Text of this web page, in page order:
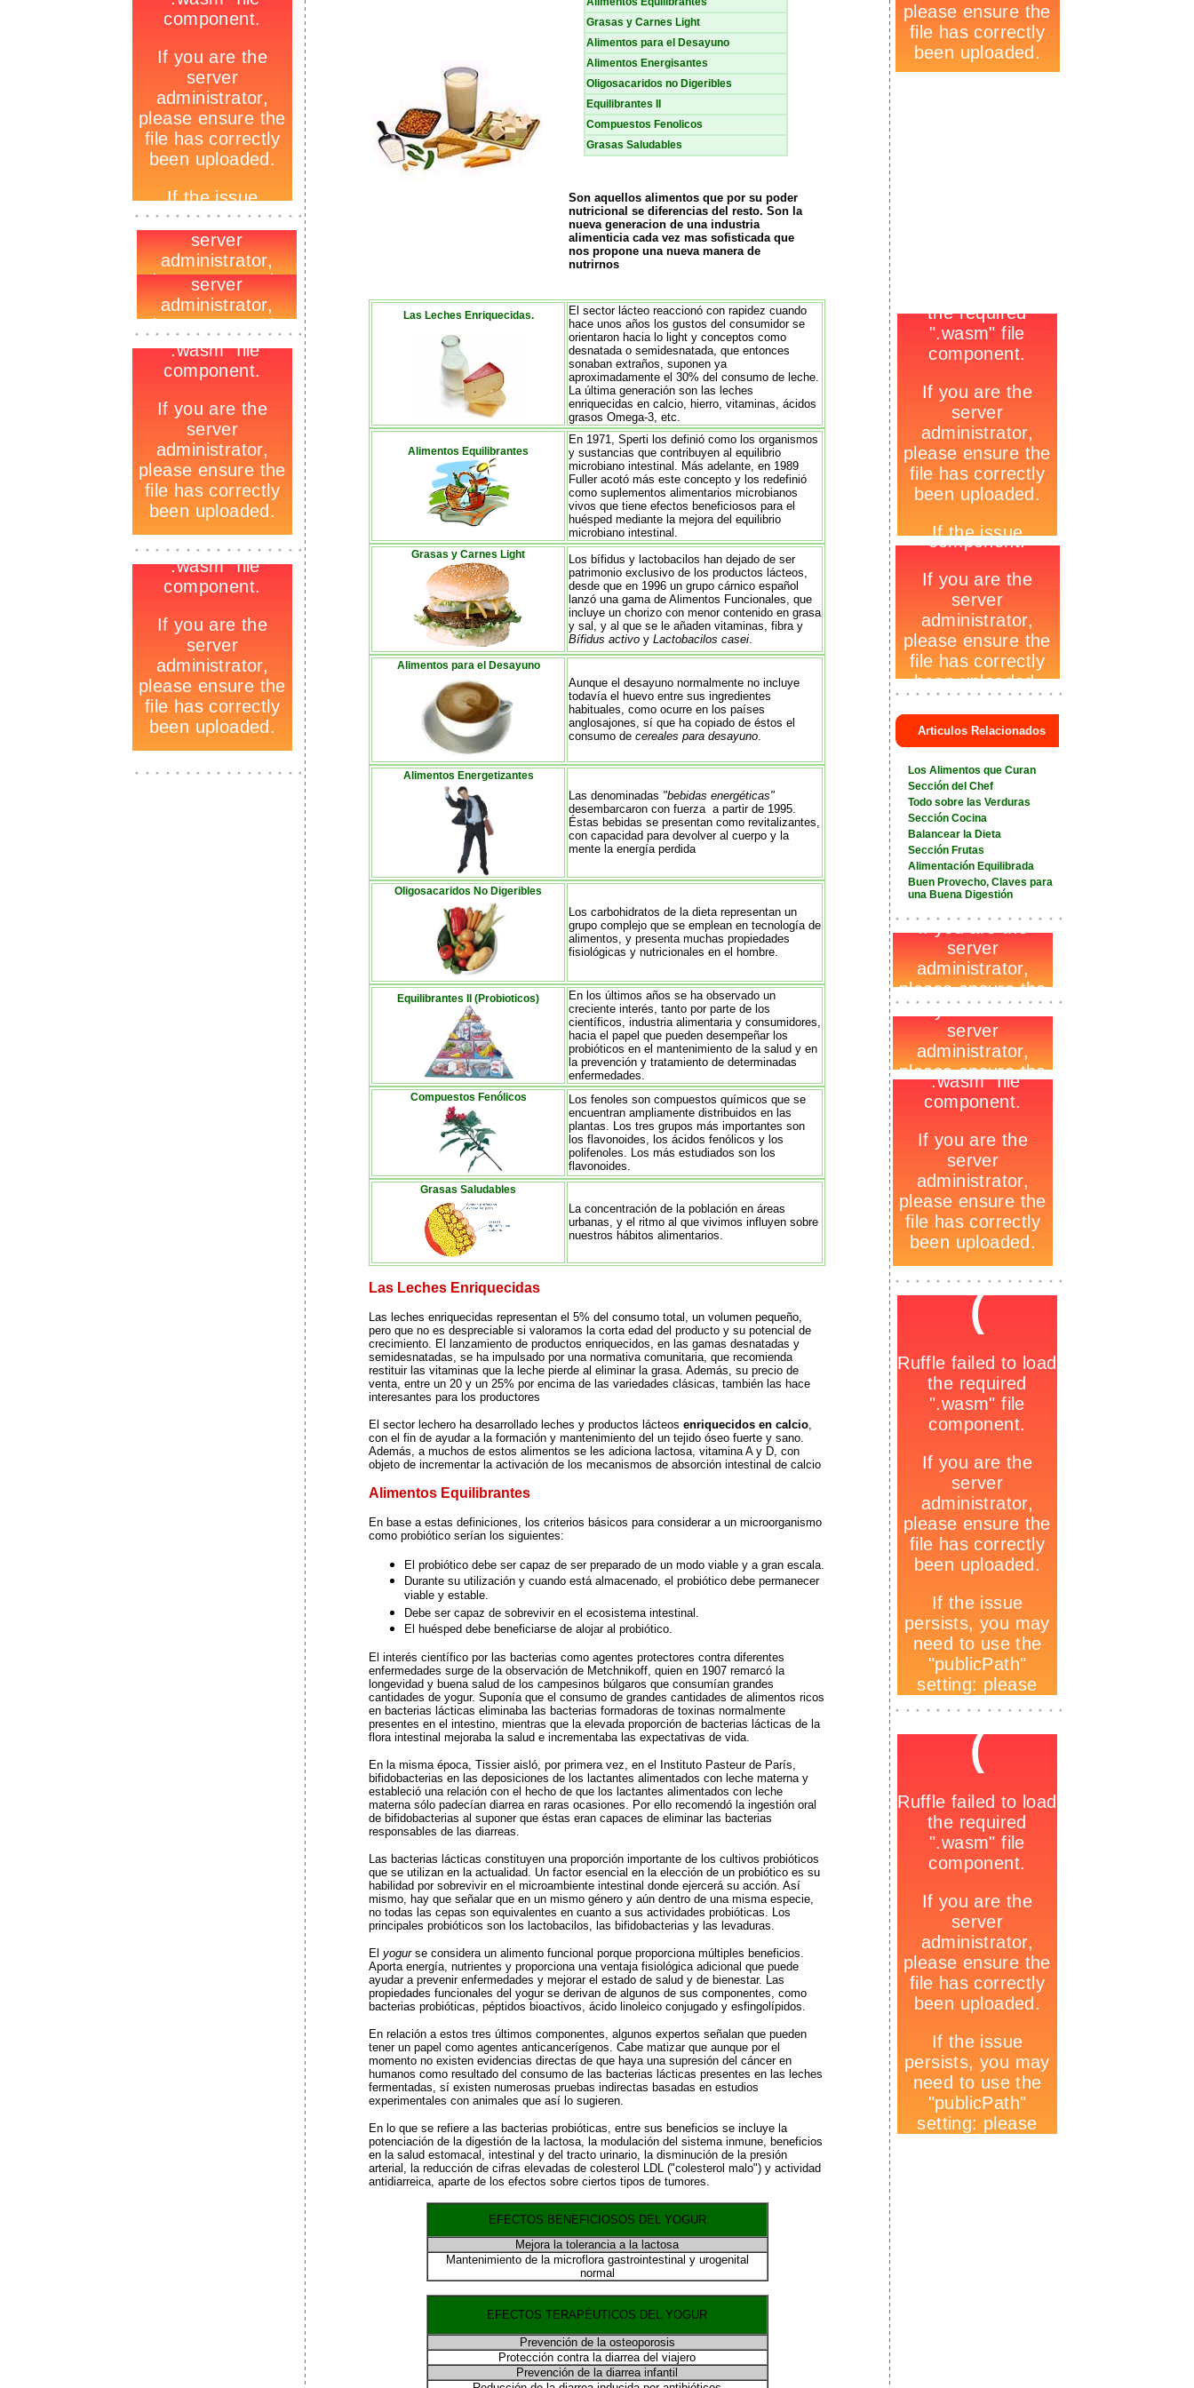
_
_
_
_
Grasas y Carnes Light
Alimentos para el Desayuno
Alimentos Energisantes
Oligosacaridos no Digeribles
Equilibrantes II
Compuestos Fenolicos
Grasas Saludables
Son aquellos alimentos que por su poder
nutricional se diferencias del resto. Son la
nueva generacion de una industria
alimenticia cada vez mas sofisticada que
nos propone una nueva manera de
nutrirnos
Las Leches Enriquecidas.
El sector lácteo reaccionó con rapidez cuando
hace unos años los gustos del consumidor se
orientaron hacia lo light y conceptos como
desnatada o semidesnatada, que entonces
sonaban extraños, suponen ya
aproximadamente el 30% del consumo de leche.
La última generación son las leches
enriquecidas en calcio, hierro, vitaminas, ácidos
grasos Omega-3, etc.
Alimentos Equilibrantes
En 1971, Sperti los definió como los organismos
y sustancias que contribuyen al equilibrio
microbiano intestinal. Más adelante, en 1989
Fuller acotó más este concepto y los redefinió
como suplementos alimentarios microbianos
vivos que tiene efectos beneficiosos para el
huésped mediante la mejora del equilibrio
microbiano intestinal.
Grasas y Carnes Light
Los bífidus y lactobacilos han dejado de ser
patrimonio exclusivo de los productos lácteos,
desde que en 1996 un grupo cárnico español
lanzó una gama de Alimentos Funcionales, que
incluye un chorizo con menor contenido en grasa
y sal, y al que se le añaden vitaminas, fibra y
Bífidus activo y Lactobacilos casei.
Alimentos para el Desayuno
Aunque el desayuno normalmente no incluye
todavía el huevo entre sus ingredientes
habituales, como ocurre en los países
anglosajones, sí que ha copiado de éstos el
consumo de cereales para desayuno.
Alimentos Energetizantes
Las denominadas "bebidas energéticas"
desembarcaron con fuerza a partir de 1995.
Éstas bebidas se presentan como revitalizantes,
con capacidad para devolver al cuerpo y la
mente la energía perdida
Oligosacaridos No Digeribles
Los carbohidratos de la dieta representan un
grupo complejo que se emplean en tecnología de
alimentos, y presenta muchas propiedades
fisiológicas y nutricionales en el hombre.
Equilibrantes II (Probioticos)
En los últimos años se ha observado un
creciente interés, tanto por parte de los
científicos, industria alimentaria y consumidores,
hacia el papel que pueden desempeñar los
probióticos en el mantenimiento de la salud y en
la prevención y tratamiento de determinadas
enfermedades.
Compuestos Fenólicos
Los fenoles son compuestos químicos que se
encuentran ampliamente distribuidos en las
plantas. Los tres grupos más importantes son
los flavonoides, los ácidos fenólicos y los
polifenoles. Los más estudiados son los
flavonoides.
Grasas Saludables
La concentración de la población en áreas
urbanas, y el ritmo al que vivimos influyen sobre
nuestros hábitos alimentarios.
Las Leches Enriquecidas
Las leches enriquecidas representan el 5% del consumo total, un volumen pequeño,
pero que no es despreciable si valoramos la corta edad del producto y su potencial de
crecimiento. El lanzamiento de productos enriquecidos, en las gamas desnatadas y
semidesnatadas, se ha impulsado por una normativa comunitaria, que recomienda
restituir las vitaminas que la leche pierde al eliminar la grasa. Además, su precio de
venta, entre un 20 y un 25% por encima de las variedades clásicas, también las hace
interesantes para los productores
El sector lechero ha desarrollado leches y productos lácteos enriquecidos en calcio,
con el fin de ayudar a la formación y mantenimiento del un tejido óseo fuerte y sano.
Además, a muchos de estos alimentos se les adiciona lactosa, vitamina A y D, con
objeto de incrementar la activación de los mecanismos de absorción intestinal de calcio
Alimentos Equilibrantes
En base a estas definiciones, los criterios básicos para considerar a un microorganismo
como probiótico serían los siguientes:
El probiótico debe ser capaz de ser preparado de un modo viable y a gran escala.
Durante su utilización y cuando está almacenado, el probiótico debe permanecer
viable y estable.
Debe ser capaz de sobrevivir en el ecosistema intestinal.
El huésped debe beneficiarse de alojar al probiótico.
El interés científico por las bacterias como agentes protectores contra diferentes
enfermedades surge de la observación de Metchnikoff, quien en 1907 remarcó la
longevidad y buena salud de los campesinos búlgaros que consumían grandes
cantidades de yogur. Suponía que el consumo de grandes cantidades de alimentos ricos
en bacterias lácticas eliminaba las bacterias formadoras de toxinas normalmente
presentes en el intestino, mientras que la elevada proporción de bacterias lácticas de la
flora intestinal mejoraba la salud e incrementaba las expectativas de vida.
En la misma época, Tissier aisló, por primera vez, en el Instituto Pasteur de París,
bifidobacterias en las deposiciones de los lactantes alimentados con leche materna y
estableció una relación con el hecho de que los lactantes alimentados con leche
materna sólo padecían diarrea en raras ocasiones. Por ello recomendó la ingestión oral
de bifidobacterias al suponer que éstas eran capaces de eliminar las bacterias
responsables de las diarreas.
Las bacterias lácticas constituyen una proporción importante de los cultivos probióticos
que se utilizan en la actualidad. Un factor esencial en la elección de un probiótico es su
habilidad por sobrevivir en el microambiente intestinal donde ejercerá su acción. Así
mismo, hay que señalar que en un mismo género y aún dentro de una misma especie,
no todas las cepas son equivalentes en cuanto a sus actividades probióticas. Los
principales probióticos son los lactobacilos, las bifidobacterias y las levaduras.
El yogurse considera un alimento funcional porque proporciona múltiples beneficios.
Aporta energía, nutrientes y proporciona una ventaja fisiológica adicional que puede
ayudar a prevenir enfermedades y mejorar el estado de salud y de bienestar. Las
propiedades funcionales del yogur se derivan de algunos de sus componentes, como
bacterias probióticas, péptidos bioactivos, ácido linoleico conjugado y esfingolípidos.
En relación a estos tres últimos componentes, algunos expertos señalan que pueden
tener un papel como agentes anticancerígenos. Cabe matizar que aunque por el
momento no existen evidencias directas de que haya una supresión del cáncer en
humanos como resultado del consumo de las bacterias lácticas presentes en las leches
fermentadas, sí existen numerosas pruebas indirectas basadas en estudios
experimentales con animales que así lo sugieren.
En lo que se refiere a las bacterias probióticas, entre sus beneficios se incluye la
potenciación de la digestión de la lactosa, la modulación del sistema inmune, beneficios
en la salud estomacal, intestinal y del tracto urinario, la disminución de la presión
arterial, la reducción de cifras elevadas de colesterol LDL ("colesterol malo") y actividad
antidiarreica, aparte de los efectos sobre ciertos tipos de tumores.
EFECTOS BENEFICIOSOS DEL YOGUR
Mejora la tolerancia a la lactosa
Mantenimiento de la microflora gastrointestinal y urogenital
normal
EFECTOS TERAPÉUTICOS DEL YOGUR
Prevención de la osteoporosis
Protección contra la diarrea del viajero
Prevención de la diarrea infantil
_
Articulos Relacionados
Los Alimentos que Curan
Sección del Chef
Todo sobre las Verduras
Sección Cocina
Balancear la Dieta
Sección Frutas
Alimentación Equilibrada
Buen Provecho, Claves para
una Buena Digestión
_
_
_
_